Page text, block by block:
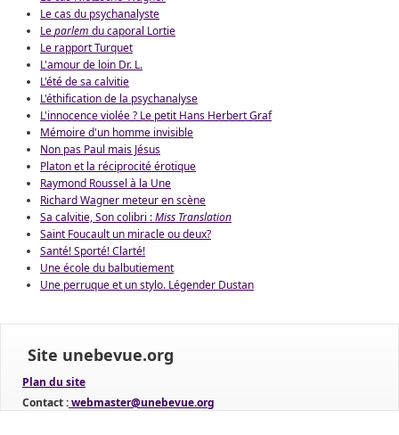
Le cas du psychanalyste
Leparlem du caporal Lortie
Le rapport Turquet
L'amour de loin Dr. L.
L'été de sa calvitie
L'éthification de la psychanalyse
L'innocence violée ? Le petit Hans Herbert Graf
Mémoire d'un homme invisible
Non pas Paul mais Jésus
Platon et la réciprocité érotique
Raymond Roussel à la Une
Richard Wagner meteur en scène
Sa calvitie, Son colibri :Miss Translation
Saint Foucault un miracle ou deux?
Santé! Sporté! Clarté!
Une école du balbutiement
Une perruque et un stylo. Légender Dustan
Site unebevue.org
Plan du site
Contact :webmaster@unebevue.org